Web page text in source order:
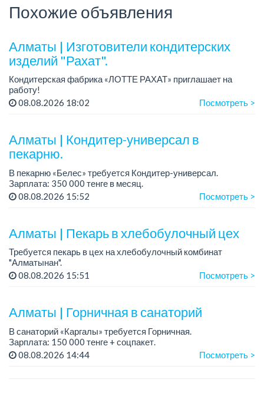
Похожие объявления
Алматы | Изготовители кондитерских
изделий "Рахат".
Кондитерская фабрика «ЛОТТЕ РАХАТ» приглашает на
работу!
График работы: сменный.
08.08.2026 18:02 Посмотреть >
Алматы | Кондитер-универсал в
пекарню.
В пекарню «Белес» требуется Кондитер-универсал.
Зарплата: 350 000 тенге в месяц.
График работы: 4/2, с 08.00 до 20.00.
08.08.2026 15:52 Посмотреть >
Алматы | Пекарь в хлебобулочный цех
Требуется пекарь в цех на хлебобулочный комбинат
"Алматынан".
Требования: начальное или среднее специальное
Зарплата: до 220 000 тенге в меся...
08.08.2026 15:51 Посмотреть >
Алматы | Горничная в санаторий
В санаторий «Каргалы» требуется Горничная.
Зарплата: 150 000 тенге + соцпакет.
График работы: 6/1, с 09.00 до 16.00, в субботу с 09:00 до
08.08.2026 14:44 Посмотреть >